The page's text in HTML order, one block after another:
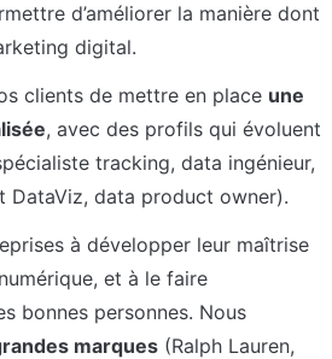
d’améliorer la manière dont
digital.
clients de mettre en place une
, avec des profils qui évoluent
tracking, data ingénieur,
DataViz, data product owner).
à développer leur maîtrise
et à le faire
bonnes personnes. Nous
marques (Ralph Lauren,